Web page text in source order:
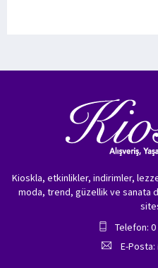
Kioskla, etkinlikler, indirimler,
moda, trend, güzellik ve sanata
Telefon: 0
E-Posta: